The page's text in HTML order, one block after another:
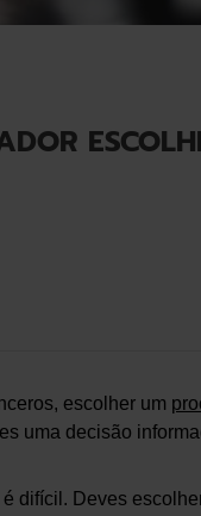
escolher um
uma decisão
é difícil. Deves